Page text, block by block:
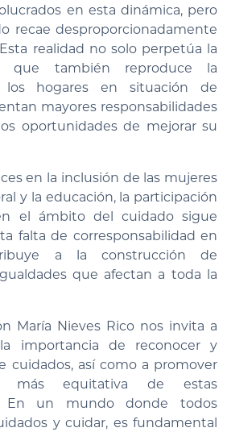
en esta dinámica, pero
recae desproporcionadamente
realidad no solo perpetúa la
que también reproduce la
los hogares en situación de
mayores responsabilidades
oportunidades de mejorar su
en la inclusión de las mujeres
y la educación, la participación
el ámbito del cuidado sigue
falta de corresponsabilidad en
a la construcción de
que afectan a toda la
María Nieves Rico nos invita a
importancia de reconocer y
cuidados, así como a promover
más equitativa de estas
En un mundo donde todos
y cuidar, es fundamental